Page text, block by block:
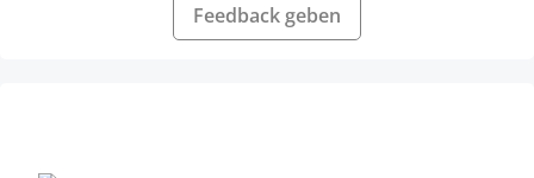
Feedback geben